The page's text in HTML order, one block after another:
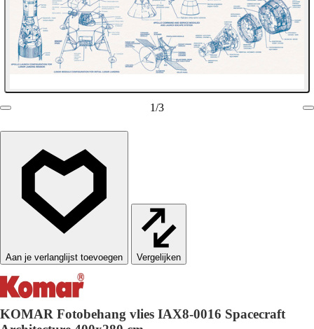
1/3
Vergelijken
KOMAR Fotobehang vlies IAX8-0016 Spacecraft